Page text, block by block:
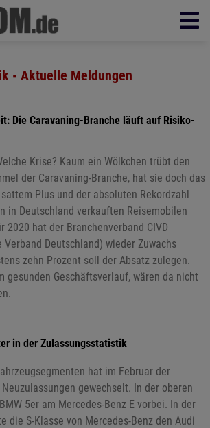
- Aktuelle Meldungen
Die Caravaning-Branche läuft auf Risiko-
Krise? Kaum ein Wölkchen trübt den
der Caravaning-Branche, hat sie doch das
Plus und der absoluten Rekordzahl
in Deutschland verkauften Reisemobilen
2020 hat der Branchenverband CIVD
Deutschland) wieder Zuwachs
zehn Prozent soll der Absatz zulegen.
gesunden Geschäftsverlauf, wären da nicht
in der Zulassungsstatistik
hat im Februar der
gewechselt. In der oberen
5er am Mercedes-Benz E vorbei. In der
die S-Klasse von Mercedes-Benz den Audi